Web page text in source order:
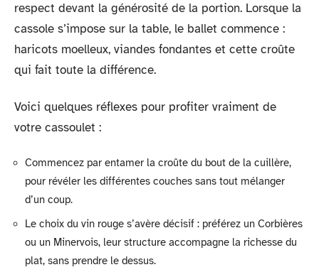
respect devant la générosité de la portion. Lorsque la
cassole s’impose sur la table, le ballet commence :
haricots moelleux, viandes fondantes et cette croûte
qui fait toute la différence.
Voici quelques réflexes pour profiter vraiment de
votre cassoulet :
Commencez par entamer la croûte du bout de la cuillère,
pour révéler les différentes couches sans tout mélanger
d’un coup.
Le choix du vin rouge s’avère décisif : préférez un Corbières
ou un Minervois, leur structure accompagne la richesse du
plat, sans prendre le dessus.